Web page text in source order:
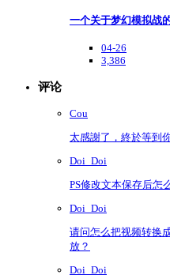
一个关于梦幻模拟战
04-26
3,386
评论
Cou
太感謝了，終於等到
Doi_Doi
PS修改文本保存后怎
Doi_Doi
请问怎么把视频转换
放？
Doi_Doi